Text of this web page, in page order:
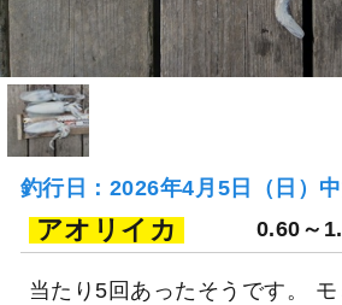
釣行日：2026年4月5日（日）
アオリイカ 0.60～
当たり5回あったそうです。